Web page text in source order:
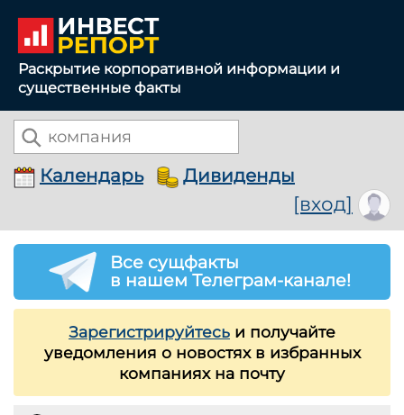
Раскрытие корпоративной информации и
существенные факты
Календарь Дивиденды
[вход]
Все сущфакты
в нашем Телеграм-канале!
Зарегистрируйтесь и получайте
уведомления о новостях в избранных
компаниях на почту